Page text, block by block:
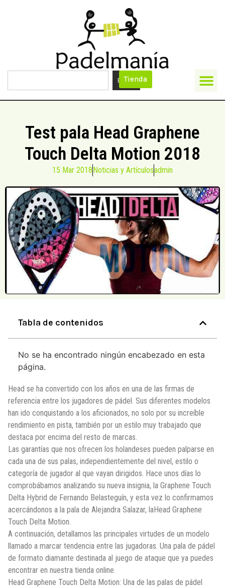
Buscar
Tienda
Test pala Head Graphene
Touch Delta Motion 2018
15 Mar 2018 Noticias y Artículosadmin
Tabla de contenidos
No se ha encontrado ningún encabezado en esta
página.
Head se ha convertido con los años en una de las firmas de
referencia entre los jugadores de pádel. Sus diferentes modelos
han ido conquistando a los aficionados, no solo por su increíble
rendimiento en pista, también por un estilo muy trabajado que
destaca por encima del resto de marcas.
Las garantías que nos ofrecen los holandeses pueden palparse en
cada una de sus palas, independientemente del nivel, estilo o
categoría de jugador al que vayan dirigidos. Hace unos días lo
comprobábamos analizando su nueva insignia, la Graphene Touch
Delta Hybrid de Fernando Belasteguín, y esta vez lo confirmamos
acercándonos a la pala de Alejandra Salazar, laHead Graphene
Touch Delta Motion.
A continuación, detallamos las principales virtudes de un modelo
llamado a marcar tendencia entre las jugadoras. Una pala de pádel
de formato diamante destinada al juego de ataque que ya puedes
encontrar en nuestra tienda online.
Head Graphene Touch Delta Motion: Una de las palas de pádel